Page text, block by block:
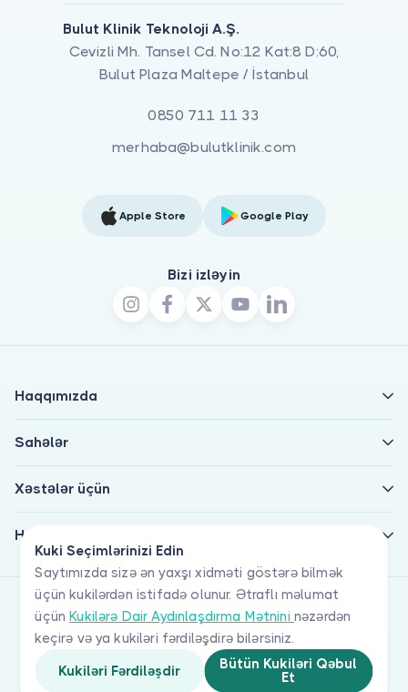
Kuki Seçimlərinizi Edin
Saytımızda sizə ən yaxşı xidməti göstərə bilmək
üçün kukilərdən istifadə olunur. Ətraflı məlumat
üçünKukilərə Dair Aydınlaşdırma Mətnini nəzərdən
keçirə və ya kukiləri fərdiləşdirə bilərsiniz.
Kukiləri Fərdiləşdir
Bütün Kukiləri Qəbul
Et
Bulut Klinik Teknoloji A.Ş.
Cevizli Mh. Tansel Cd. No:12 Kat:8 D:60,
Bulut Plaza Maltepe / İstanbul
0850 711 11 33
merhaba@bulutklinik.com
Apple Store Google Play
Bizi izləyin
Haqqımızda
Sahələr
Xəstələr üçün
Həkimlər üçün